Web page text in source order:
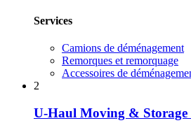
Services
Camions de déménagement
Remorques et remorquage
Accessoires de
2
U-Haul Moving & Storage